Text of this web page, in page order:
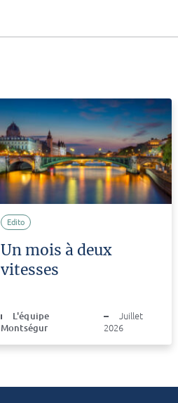
Edito
Un mois à deux
vitesses
L'équipe
Montségur
Juillet
2026